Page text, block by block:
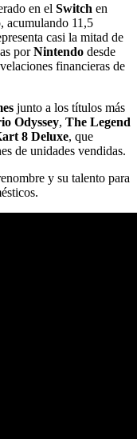
en el Switch en
acumulando 11,5
casi la mitad de
porNintendo desde
financieras de
junto a los títulos más
Odyssey, The Legend
8 Deluxe, que
de unidades vendidas.
y su talento para